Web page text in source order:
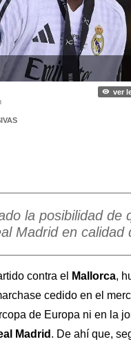
ver
la posibilidad de
Madrid en calidad
contra el Mallorca,
cedido en el
de Europa ni en la
Madrid . De ahí que,